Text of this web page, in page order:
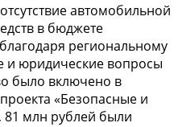
автомобильной
в бюджете
региональному
и юридические вопросы
было включено в
«Безопасные и
81 млн рублей были